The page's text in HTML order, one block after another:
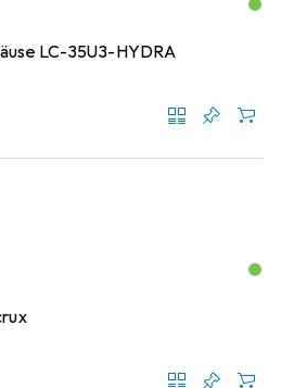
LC-35U3-HYDRA